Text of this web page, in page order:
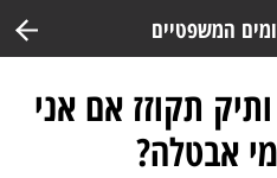
המשפטיים
תקוזז אם אני
אבטלה?